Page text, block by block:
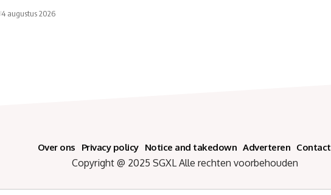
4 augustus 2026
Over ons Privacy policy Notice and takedown Adverteren Contact
Copyright @ 2025 SGXL Alle rechten voorbehouden